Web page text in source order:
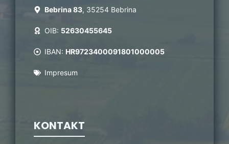
Bebrina 83, 35254 Bebrina
OIB: 52630455645
IBAN: HR9723400091801000005
Impresum
KONTAKT